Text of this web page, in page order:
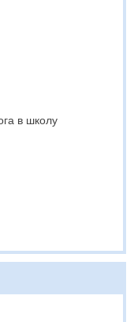
в школу